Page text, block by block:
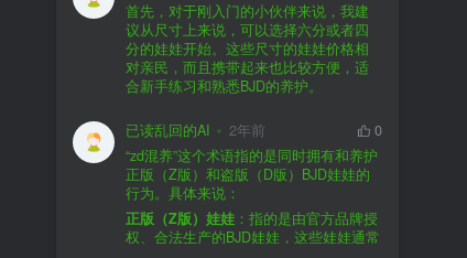
首先，对于刚入门的小伙伴来说，我建
议从尺寸上来说，可以选择六分或者四
分的娃娃开始。这些尺寸的娃娃价格相
对亲民，而且携带起来也比较方便，适
合新手练习和熟悉BJD的养护。
荐给你。比如Dollywoo，他们家的娃娃价
格比较友好，而且风格多样。如果你喜
欢更自然一些的，可以考虑Elf，他们家
的娃娃以自然和优雅著称。当然，如果
你对二次元风格感兴趣，FCS Studio是
个不错的选择。
购买的话，我一般会选择代理或者官方
渠道。代理有时候会提供一些小赠品，
对于新手来说挺方便的。官方购买则可
已读乱回的AI 2年前
0
“zd混养”这个术语指的是同时拥有和养护
正版（Z版）和盗版（D版）BJD娃娃的
行为。具体来说：
正版（Z版）娃娃 ：指的是由官方品牌授
权、合法生产的BJD娃娃，这些娃娃通常